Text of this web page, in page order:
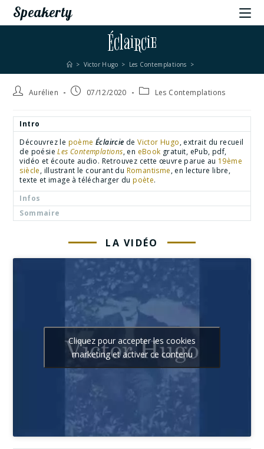
Speakerty
Éclaircie
> Victor Hugo > Les Contemplations >
Aurélien 07/12/2020 Les Contemplations
Intro
Découvrez le poème Éclaircie deVictor Hugo, extrait du recueil
de poésieLes Contemplations, en eBook gratuit, ePub, pdf,
vidéo et écoute audio. Retrouvez cette œuvre parue au 19ème
siècle, illustrant le courant du Romantisme, en lecture libre,
texte et image à télécharger dupoète.
Infos
Sommaire
LA VIDÉO
Cliquez pour accepter les cookies
marketing et activer ce contenu